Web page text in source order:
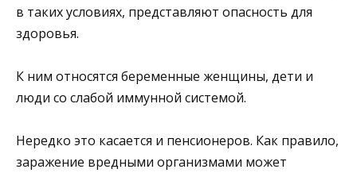
в таких условиях, представляют опасность для
здоровья.
К ним относятся беременные женщины, дети и
люди со слабой иммунной системой.
Нередко это касается и пенсионеров. Как правило,
заражение вредными организмами может